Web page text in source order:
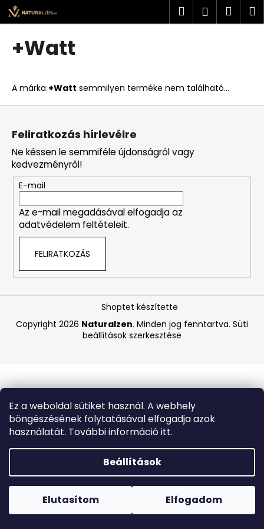
Ez a weboldal sütiket használ. A webhely
böngészésének folytatásával elfogadja azok
használatát. További információ itt.
Beállítások
Elutasítom Elfogadom
Ugrás
fő
tartalomhoz
Forró napokon nem javasoljuk a csomagautomatákba
történő kézbesítést. A magas hőmérsékletre érzékeny
termékek átvételkor nem biztos, hogy optimális állapotban
Keresés
+Watt
A márka +Watt semmilyen terméke nem található...
K
o
i
t
k
e
r
e
s
?
A
á
u
k
BEAUTY
OF
JOSEON
STICK
MUGWORT
CAMELIA
SPF50+/PA++++,
L
Feliratkozás hírlevélre
Ne késsen le semmiféle újdonságról vagy
kedvezményről!
E-mail
Az e-mail megadásával elfogadja az
adatvédelem feltételeit.
FELIRATKOZÁS
Shoptet készítette
Copyright 2026 Naturalzen. Minden jog fenntartva. Süti
beállítások szerkesztése